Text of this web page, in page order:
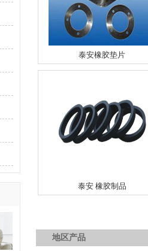
泰安橡胶垫片
泰安 橡胶制品
地区产品